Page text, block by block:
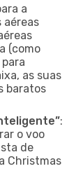
a
aéreas
(como
as suas
baratos
:
o voo
de
Christmas